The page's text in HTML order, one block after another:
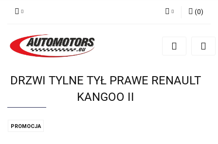
Zarejestruj się
(0)
DRZWI TYLNE TYŁ PRAWE RENAULT
KANGOO II
PROMOCJA